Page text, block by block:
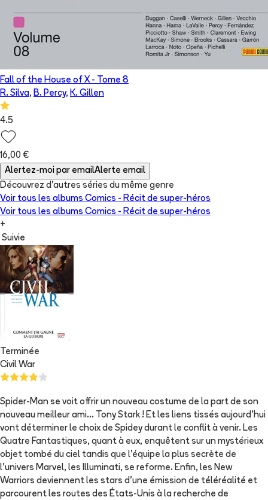
Fall of the House of X- Tome 8
R. Silva, B. Percy, K. Gillen
4.5
16,00 €
Alertez-moi par emailAlerte email
Découvrez d'autres séries du même genre
Voir tous les albums Comics - Récit de super-héros
Voir tous les albums Comics - Récit de super-héros
+
Suivie
Terminée
Civil War
Spider-Man se voit offrir un nouveau costume de la part de son
nouveau meilleur ami... Tony Stark ! Et les liens tissés aujourd'hui
vont déterminer le choix de Spidey durant le conflit à venir. Les
Quatre Fantastiques, quant à eux, enquêtent sur un mystérieux
objet tombé du ciel tandis que l'équipe la plus secrète de
l'univers Marvel, les Illuminati, se reforme. Enfin, les New
Warriors deviennent les stars d'une émission de téléréalité et
parcourent les routes des États-Unis à la recherche de